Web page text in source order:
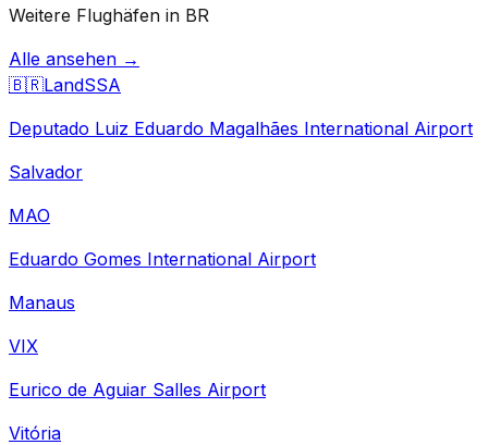
Weitere Flughäfen in BR
Alle ansehen →
🇧🇷LandSSA
Deputado Luiz Eduardo Magalhães International Airport
Salvador
MAO
Eduardo Gomes International Airport
Manaus
VIX
Eurico de Aguiar Salles Airport
Vitória